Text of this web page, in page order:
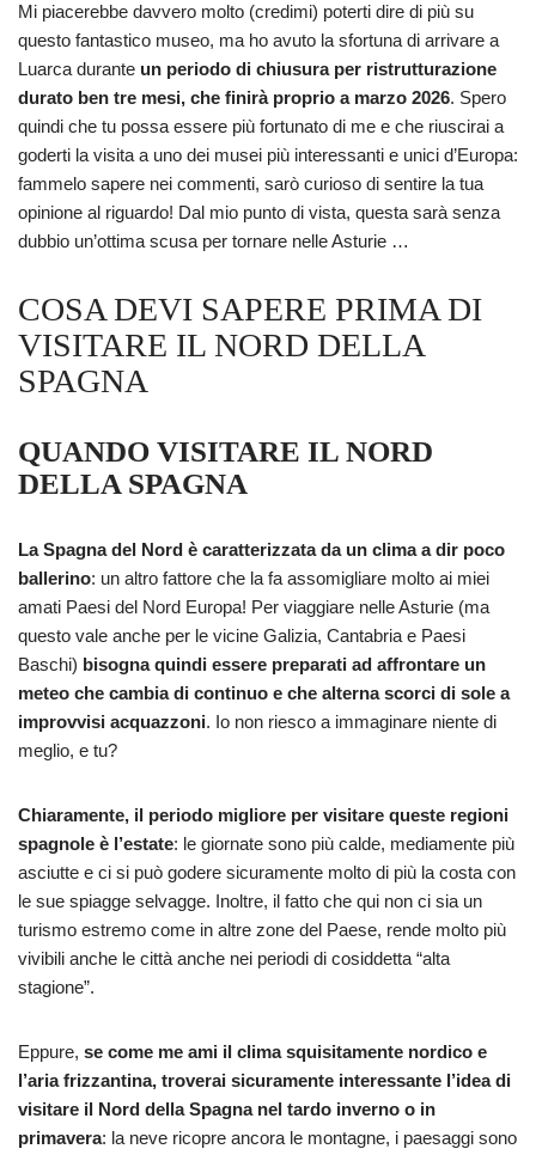
Mi piacerebbe davvero molto (credimi) poterti dire di più su
questo fantastico museo, ma ho avuto la sfortuna di arrivare a
Luarca durante un periodo di chiusura per ristrutturazione
durato ben tre mesi, che finirà proprio a marzo 2026. Spero
quindi che tu possa essere più fortunato di me e che riuscirai a
goderti la visita a uno dei musei più interessanti e unici d’Europa:
fammelo sapere nei commenti, sarò curioso di sentire la tua
opinione al riguardo! Dal mio punto di vista, questa sarà senza
dubbio un’ottima scusa per tornare nelle Asturie …
COSA DEVI SAPERE PRIMA DI
VISITARE IL NORD DELLA
SPAGNA
QUANDO VISITARE IL NORD
DELLA SPAGNA
La Spagna del Nord è caratterizzata da un clima a dir poco
ballerino: un altro fattore che la fa assomigliare molto ai miei
amati Paesi del Nord Europa! Per viaggiare nelle Asturie (ma
questo vale anche per le vicine Galizia, Cantabria e Paesi
Baschi) bisogna quindi essere preparati ad affrontare un
meteo che cambia di continuo e che alterna scorci di sole a
improvvisi acquazzoni. Io non riesco a immaginare niente di
meglio, e tu?
Chiaramente, il periodo migliore per visitare queste regioni
spagnole è l’estate: le giornate sono più calde, mediamente più
asciutte e ci si può godere sicuramente molto di più la costa con
le sue spiagge selvagge. Inoltre, il fatto che qui non ci sia un
turismo estremo come in altre zone del Paese, rende molto più
vivibili anche le città anche nei periodi di cosiddetta “alta
stagione”.
Eppure, se come me ami il clima squisitamente nordico e
l’aria frizzantina, troverai sicuramente interessante l’idea di
visitare il Nord della Spagna nel tardo inverno o in
primavera: la neve ricopre ancora le montagne, i paesaggi sono